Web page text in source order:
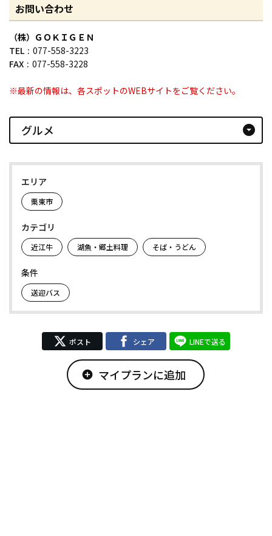
お問い合わせ
（株）ＧＯＫＩＧＥＮ
TEL
077-558-3223
FAX
077-558-3228
※最新の情報は、各スポットのWEBサイトをご覧ください。
グルメ arrow_drop_down_circle
エリア
栗東市
カテゴリ
近江牛 湖魚・郷土料理 そば・うどん
条件
送迎バス
ポスト シェア LINEで送る
add_circle マイプランに追加